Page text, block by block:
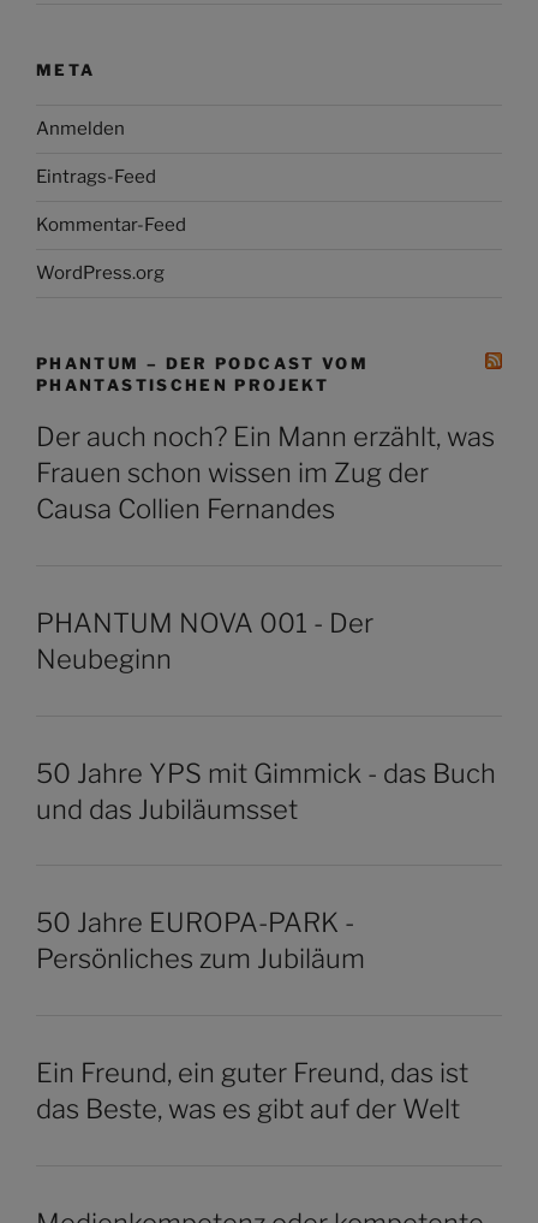
META
Anmelden
Eintrags-Feed
Kommentar-Feed
WordPress.org
PHANTUM – DER PODCAST VOM
PHANTASTISCHEN PROJEKT
Der auch noch? Ein Mann erzählt, was
Frauen schon wissen im Zug der
Causa Collien Fernandes
PHANTUM NOVA 001 - Der
Neubeginn
50 Jahre YPS mit Gimmick - das Buch
und das Jubiläumsset
50 Jahre EUROPA-PARK -
Persönliches zum Jubiläum
Ein Freund, ein guter Freund, das ist
das Beste, was es gibt auf der Welt